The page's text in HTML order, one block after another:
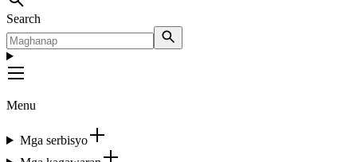
Search
Menu
Mga serbisyo